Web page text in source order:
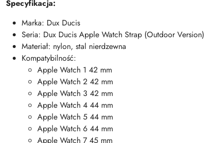
Specyfikacja:
Marka: Dux Ducis
Seria: Dux Ducis Apple Watch Strap (Outdoor Version)
Materiał: nylon, stal nierdzewna
Kompatybilność:
Apple Watch 1 42 mm
Apple Watch 2 42 mm
Apple Watch 3 42 mm
Apple Watch 4 44 mm
Apple Watch 5 44 mm
Apple Watch 6 44 mm
Apple Watch 7 45 mm